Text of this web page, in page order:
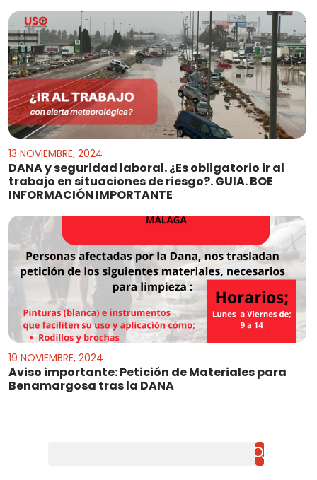
13 NOVIEMBRE, 2024
DANA y seguridad laboral. ¿Es obligatorio ir al
trabajo en situaciones de riesgo?. GUIA. BOE
INFORMACIÓN IMPORTANTE
19 NOVIEMBRE, 2024
Aviso importante: Petición de Materiales para
Benamargosa tras la DANA